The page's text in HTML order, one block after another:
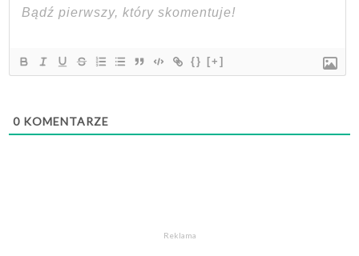
{} [+]
0 KOMENTARZE
Reklama